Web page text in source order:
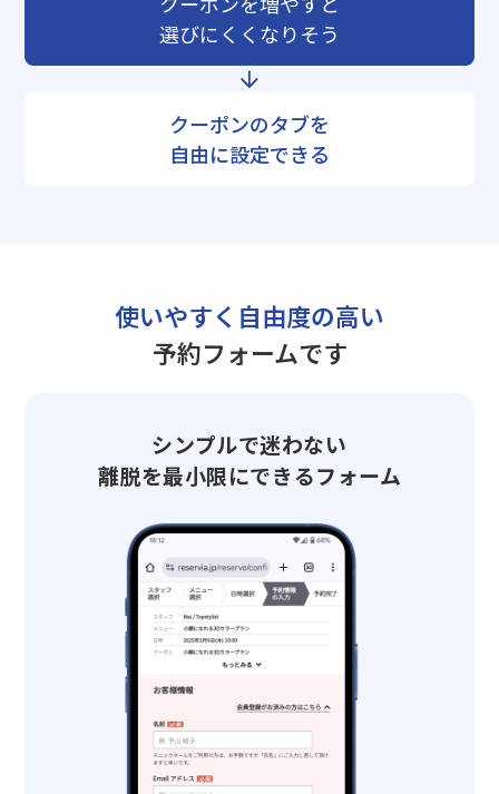
選びにくくなりそう
クーポンのタブを
自由に設定できる
使いやすく自由度の高い
予約フォームです
シンプルで迷わない
離脱を最小限にできるフォーム